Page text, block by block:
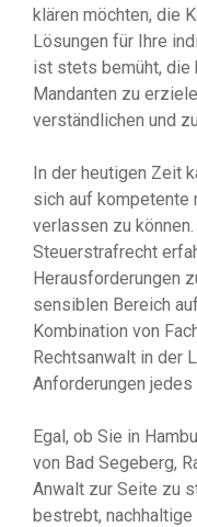
klären möchten, die
Lösungen für Ihre
ist stets bemüht, die
Mandanten zu
verständlichen und
In der heutigen Zeit
sich auf kompetente
verlassen zu
Steuerstrafrecht
Herausforderungen
sensiblen Bereich
Kombination von
Rechtsanwalt in der
Anforderungen
Egal, ob Sie in
von Bad Segeberg,
Anwalt zur Seite zu
bestrebt,